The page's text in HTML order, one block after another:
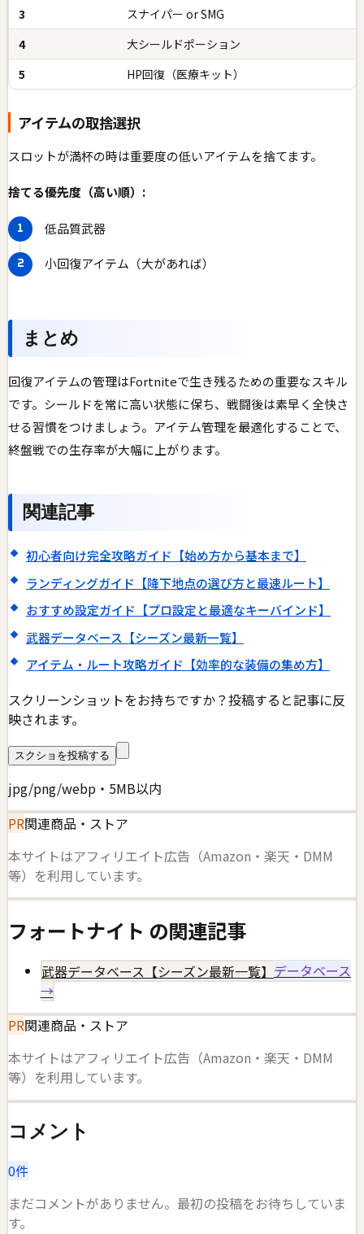
3
スナイパー or SMG
4
大シールドポーション
5
HP回復（医療キット）
アイテムの取捨選択
スロットが満杯の時は重要度の低いアイテムを捨てます。
捨てる優先度（高い順）:
低品質武器
小回復アイテム（大があれば）
まとめ
回復アイテムの管理はFortniteで生き残るための重要なスキル
です。シールドを常に高い状態に保ち、戦闘後は素早く全快さ
せる習慣をつけましょう。アイテム管理を最適化することで、
終盤戦での生存率が大幅に上がります。
関連記事
初心者向け完全攻略ガイド【始め方から基本まで】
ランディングガイド【降下地点の選び方と最速ルート】
おすすめ設定ガイド【プロ設定と最適なキーバインド】
武器データベース【シーズン最新一覧】
アイテム・ルート攻略ガイド【効率的な装備の集め方】
スクリーンショットをお持ちですか？投稿すると記事に反
映されます。
スクショを投稿する
jpg/png/webp・5MB以内
PR関連商品・ストア
本サイトはアフィリエイト広告（Amazon・楽天・DMM
等）を利用しています。
フォートナイト の関連記事
武器データベース【シーズン最新一覧】 データベース
→
PR関連商品・ストア
本サイトはアフィリエイト広告（Amazon・楽天・DMM
等）を利用しています。
コメント
0件
まだコメントがありません。最初の投稿をお待ちしていま
す。